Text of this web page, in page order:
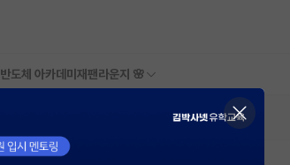
반도체 아카데미 재팬라운지 🌸